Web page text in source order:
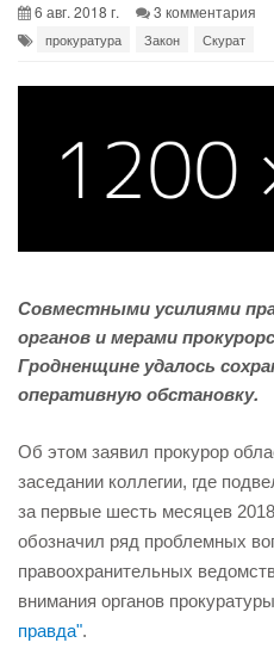
6 авг. 2018 г. 3 комментария
прокуратура Закон Скурат
Совместными усилиями
органов и мерами
Гродненщине удалось
оперативную обстановку.
Об этом заявил прокурор
заседании коллегии, где
за первые шесть месяцев
обозначил ряд проблемных
правоохранительных
внимания органов
правда".